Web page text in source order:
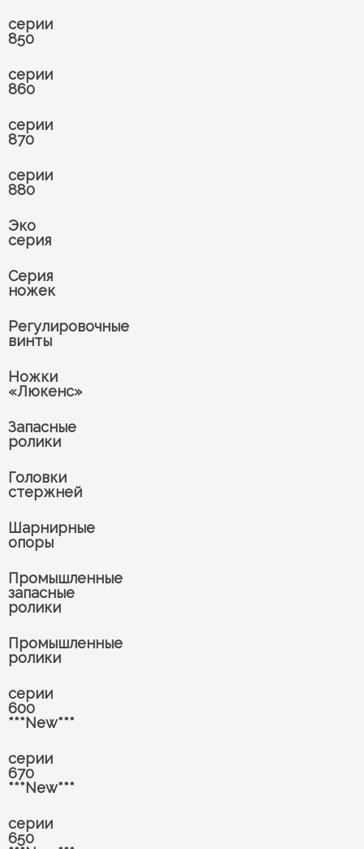
серии
850
серии
860
серии
870
серии
880
Эко
серия
Серия
ножек
Регулировочные
винты
Ножки
«Люкенс»
Запасные
ролики
Головки
стержней
Шарнирные
опоры
Промышленные
запасные
ролики
Промышленные
ролики
серии
600
***New***
серии
670
***New***
серии
650